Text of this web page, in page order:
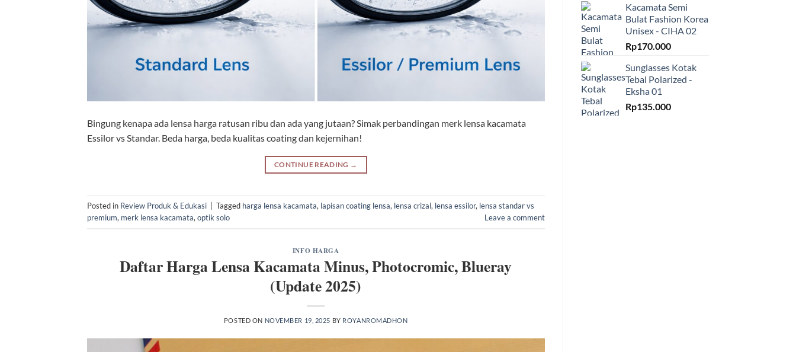
Bingung kenapa ada lensa harga ratusan ribu dan ada yang jutaan? Simak perbandingan merk lensa kacamata
Essilor vs Standar. Beda harga, beda kualitas coating dan kejernihan!
CONTINUE READING →
Posted in Review Produk & Edukasi Tagged harga lensa kacamata, lapisan coating lensa, lensa crizal, lensa essilor, lensa standar vs
premium, merk lensa kacamata, optik solo Leave a comment
INFO HARGA
Daftar Harga Lensa Kacamata Minus, Photocromic, Blueray
(Update 2025)
POSTED ON NOVEMBER 19, 2025 BY ROYANROMADHON
Kacamata Semi
Bulat Fashion Korea
Unisex - CIHA 02
Rp170.000
Sunglasses Kotak
Tebal Polarized -
Eksha 01
Rp135.000